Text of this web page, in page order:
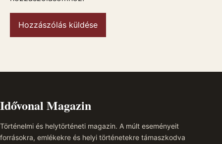
Idővonal Magazin
Történelmi és helytörténeti magazin. A múlt eseményeit
forrásokra, emlékekre és helyi történetekre támaszkodva